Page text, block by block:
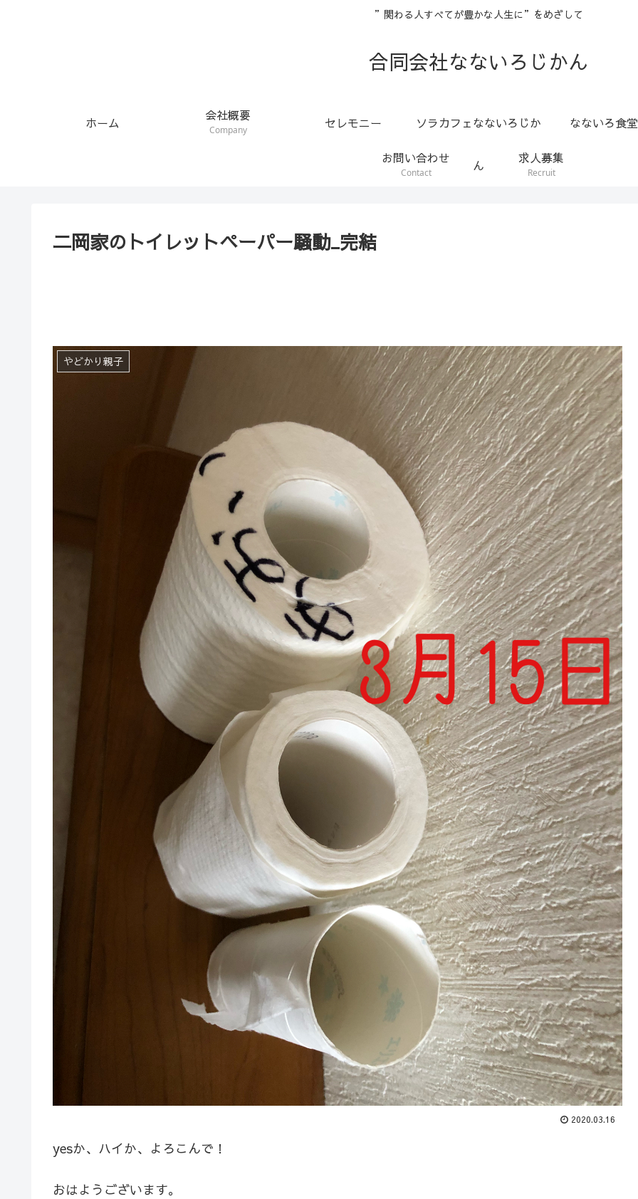
”関わる人すべてが豊かな人生に”をめざして
合同会社なないろじかん
ホーム 会社概要
Company セレモニー ソラカフェなないろじか
ん
なないろ食堂
お問い合わせ
Contact
求人募集
Recruit
二岡家のトイレットペーパー騒動_完結
やどかり親子
2020.03.16
yesか、ハイか、よろこんで！
おはようございます。